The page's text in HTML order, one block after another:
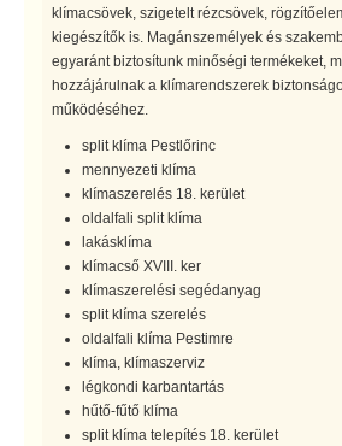
klímacsövek, szigetelt rézcsövek,
kiegészítők is. Magánszemélyek és
egyaránt biztosítunk minőségi termékeket,
hozzájárulnak a klímarendszerek
működéséhez.
split klíma Pestlőrinc
mennyezeti klíma
klímaszerelés 18. kerület
oldalfali split klíma
lakásklíma
klímacső XVIII. ker
klímaszerelési segédanyag
split klíma szerelés
oldalfali klíma Pestimre
klíma, klímaszerviz
légkondi karbantartás
hűtő-fűtő klíma
split klíma telepítés 18. kerület